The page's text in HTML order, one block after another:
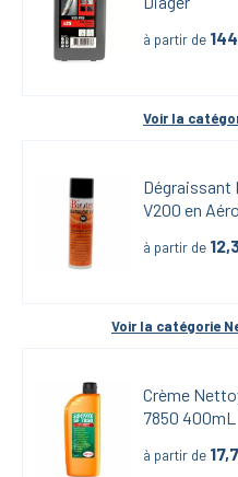
à partir de
Voir la
Dégraissant
V200 en
à partir de
Voir la catégorie
Crème
7850 400mL
à partir de